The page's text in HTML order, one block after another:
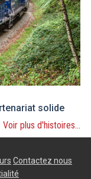
solide
Voir plus d'histoires...
Contactez nous